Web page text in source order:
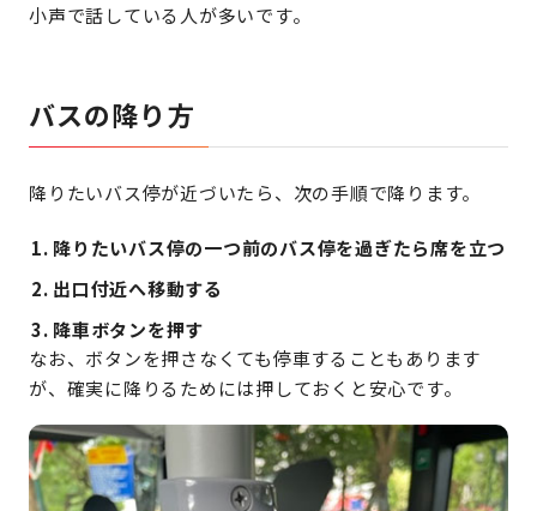
小声で話している人が多いです。
バスの降り方
降りたいバス停が近づいたら、次の手順で降ります。
降りたいバス停の一つ前のバス停を過ぎたら席を立つ
出口付近へ移動する
降車ボタンを押す
なお、ボタンを押さなくても停車することもあります
が、確実に降りるためには押しておくと安心です。